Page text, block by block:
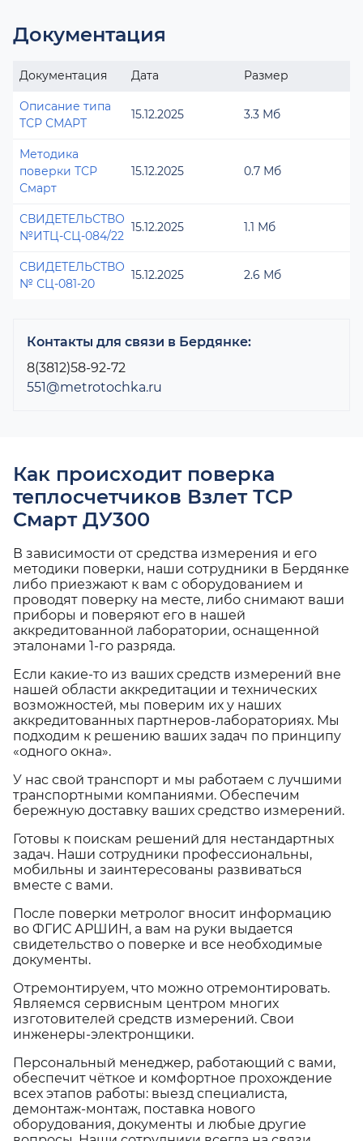
Документация
Документация Дата Размер
Описание типа
ТСР СМАРТ
15.12.2025 3.3 Мб
Методика
поверки ТСР
Смарт
15.12.2025 0.7 Мб
СВИДЕТЕЛЬСТВО
№ИТЦ-СЦ-084/22
15.12.2025 1.1 Мб
СВИДЕТЕЛЬСТВО
№ СЦ-081-20
15.12.2025 2.6 Мб
Контакты для связи в Бердянке:
8(3812)58-92-72
551@metrotochka.ru
Как происходит поверка
теплосчетчиков Взлет ТСР
Смарт ДУ300
В зависимости от средства измерения и его
методики поверки, наши сотрудники в Бердянке
либо приезжают к вам с оборудованием и
проводят поверку на месте, либо снимают ваши
приборы и поверяют его в нашей
аккредитованной лаборатории, оснащенной
эталонами 1-го разряда.
Если какие-то из ваших средств измерений вне
нашей области аккредитации и технических
возможностей, мы поверим их у наших
аккредитованных партнеров-лабораториях. Мы
подходим к решению ваших задач по принципу
«одного окна».
У нас свой транспорт и мы работаем с лучшими
транспортными компаниями. Обеспечим
бережную доставку ваших средство измерений.
Готовы к поискам решений для нестандартных
задач. Наши сотрудники профессиональны,
мобильны и заинтересованы развиваться
вместе с вами.
После поверки метролог вносит информацию
во ФГИС АРШИН, а вам на руки выдается
свидетельство о поверке и все необходимые
документы.
Отремонтируем, что можно отремонтировать.
Являемся сервисным центром многих
изготовителей средств измерений. Свои
инженеры-электронщики.
Персональный менеджер, работающий с вами,
обеспечит чёткое и комфортное прохождение
всех этапов работы: выезд специалиста,
демонтаж-монтаж, поставка нового
оборудования, документы и любые другие